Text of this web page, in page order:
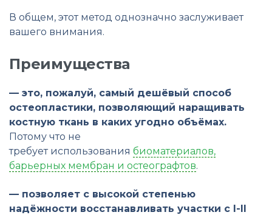
В общем, этот метод однозначно заслуживает
вашего внимания.
Преимущества
— это, пожалуй, самый дешёвый способ
остеопластики, позволяющий наращивать
костную ткань в каких угодно объёмах.
Потому что не
требует использования биоматериалов,
барьерных мембран и остеографтов.
— позволяет с высокой степенью
надёжности восстанавливать участки с I-II